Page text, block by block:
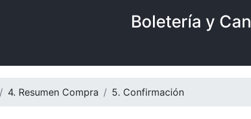
Boletería y
4. Resumen Compra 5. Confirmación